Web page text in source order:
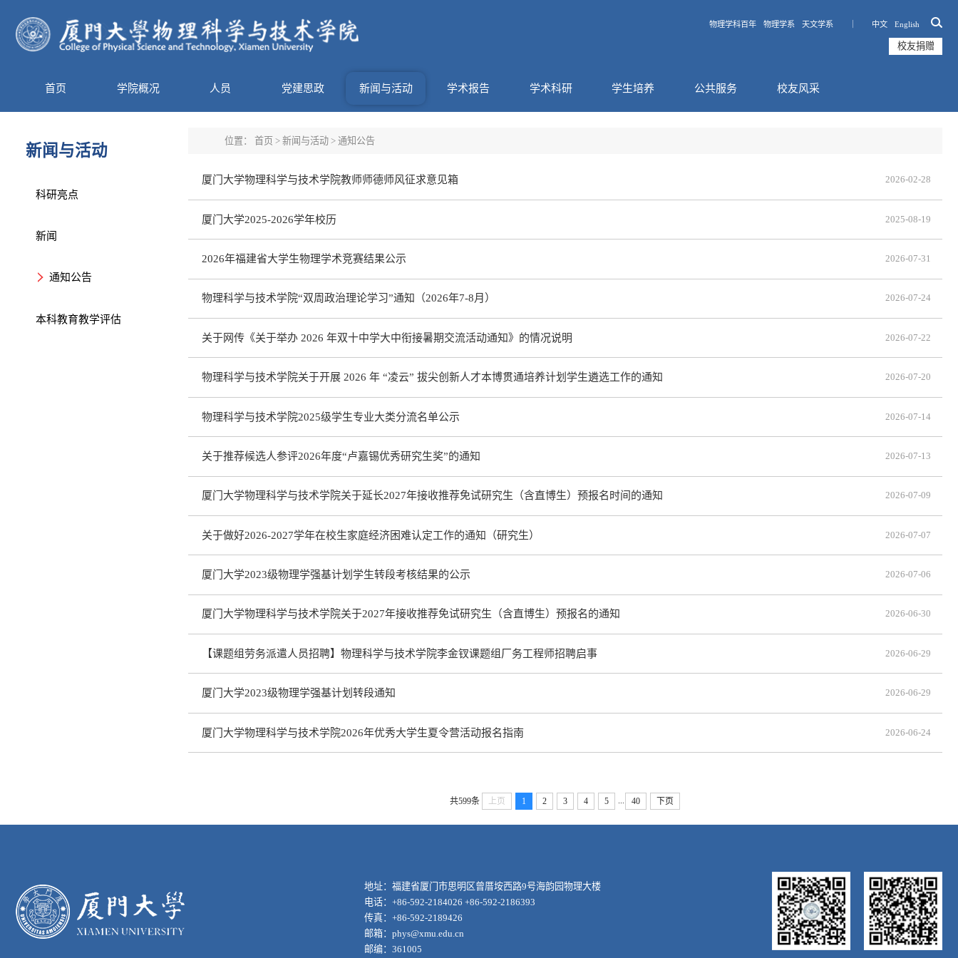
物理学科百年 物理学系 天文学系 ｜ 中文 English
校友捐赠
首页 学院概况 人员 党建思政 新闻与活动 学术报告 学术科研 学生培养 公共服务 校友风采
新闻与活动
科研亮点
新闻
通知公告
本科教育教学评估
位置： 首页 > 新闻与活动> 通知公告
厦门大学物理科学与技术学院教师师德师风征求意见箱 2026-02-28
厦门大学2025-2026学年校历 2025-08-19
2026年福建省大学生物理学术竞赛结果公示 2026-07-31
物理科学与技术学院“双周政治理论学习”通知（2026年7-8月） 2026-07-24
关于网传《关于举办 2026 年双十中学大中衔接暑期交流活动通知》的情况说明 2026-07-22
物理科学与技术学院关于开展 2026 年 “凌云” 拔尖创新人才本博贯通培养计划学生遴选工作的通知 2026-07-20
物理科学与技术学院2025级学生专业大类分流名单公示 2026-07-14
关于推荐候选人参评2026年度“卢嘉锡优秀研究生奖”的通知 2026-07-13
厦门大学物理科学与技术学院关于延长2027年接收推荐免试研究生（含直博生）预报名时间的通知 2026-07-09
关于做好2026-2027学年在校生家庭经济困难认定工作的通知（研究生） 2026-07-07
厦门大学2023级物理学强基计划学生转段考核结果的公示 2026-07-06
厦门大学物理科学与技术学院关于2027年接收推荐免试研究生（含直博生）预报名的通知 2026-06-30
【课题组劳务派遣人员招聘】物理科学与技术学院李金钗课题组厂务工程师招聘启事 2026-06-29
厦门大学2023级物理学强基计划转段通知 2026-06-29
厦门大学物理科学与技术学院2026年优秀大学生夏令营活动报名指南 2026-06-24
共599条 上页 1 2 3 4 5 ... 40 下页
地址：福建省厦门市思明区曾厝垵西路9号海韵园物理大楼
电话：+86-592-2184026 +86-592-2186393
传真：+86-592-2189426
邮箱：phys@xmu.edu.cn
邮编：361005